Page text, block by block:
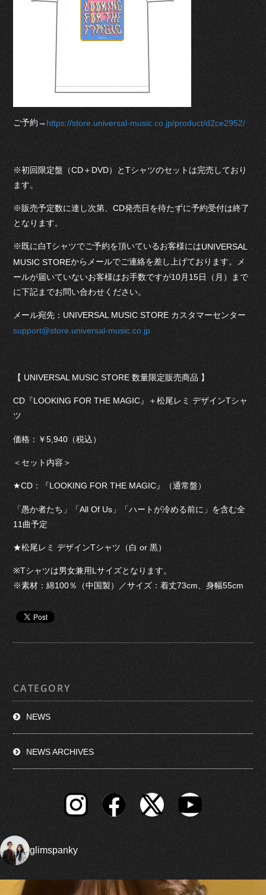
ご予約→ https://store.universal-music.co.jp/product/d2ce2952/
※初回限定盤（CD＋DVD）とTシャツのセットは完売しており
ます。
※販売予定数に達し次第、CD発売日を待たずに予約受付は終了
となります。
※既に白Tシャツでご予約を頂いているお客様にはUNIVERSAL
MUSIC STOREからメールでご連絡を差し上げております。メ
ールが届いていないお客様はお手数ですが10月15日（月）まで
に下記までお問い合わせください。
メール宛先：UNIVERSAL MUSIC STORE カスタマーセンター
support@store.universal-music.co.jp
【 UNIVERSAL MUSIC STORE 数量限定販売商品 】
CD『LOOKING FOR THE MAGIC』＋松尾レミ デザインTシャ
ツ
価格：￥5,940（税込）
＜セット内容＞
★CD：『LOOKING FOR THE MAGIC』（通常盤）
「愚か者たち」「All Of Us」「ハートが冷める前に」を含む全
11曲予定
★松尾レミ デザインTシャツ（白 or 黒）
※Tシャツは男女兼用Lサイズとなります。
※素材：綿100％（中国製）／サイズ：着丈73cm、身幅55cm
CATEGORY
NEWS
NEWS ARCHIVES
glimspanky